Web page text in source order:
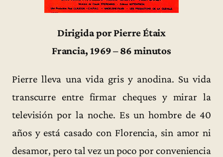
Dirigida por Pierre Étaix
Francia, 1969 – 86 minutos
Pierre lleva una vida gris y anodina. Su vida
transcurre entre firmar cheques y mirar la
televisión por la noche. Es un hombre de 40
años y está casado con Florencia, sin amor ni
desamor, pero tal vez un poco por conveniencia